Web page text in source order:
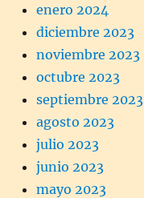
enero 2024
diciembre 2023
noviembre 2023
octubre 2023
septiembre 2023
agosto 2023
julio 2023
junio 2023
mayo 2023